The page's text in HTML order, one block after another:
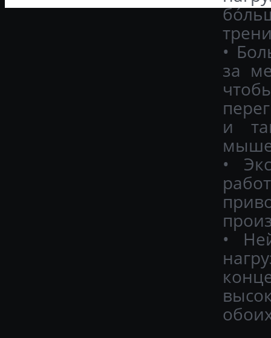
•
за
и
•
•